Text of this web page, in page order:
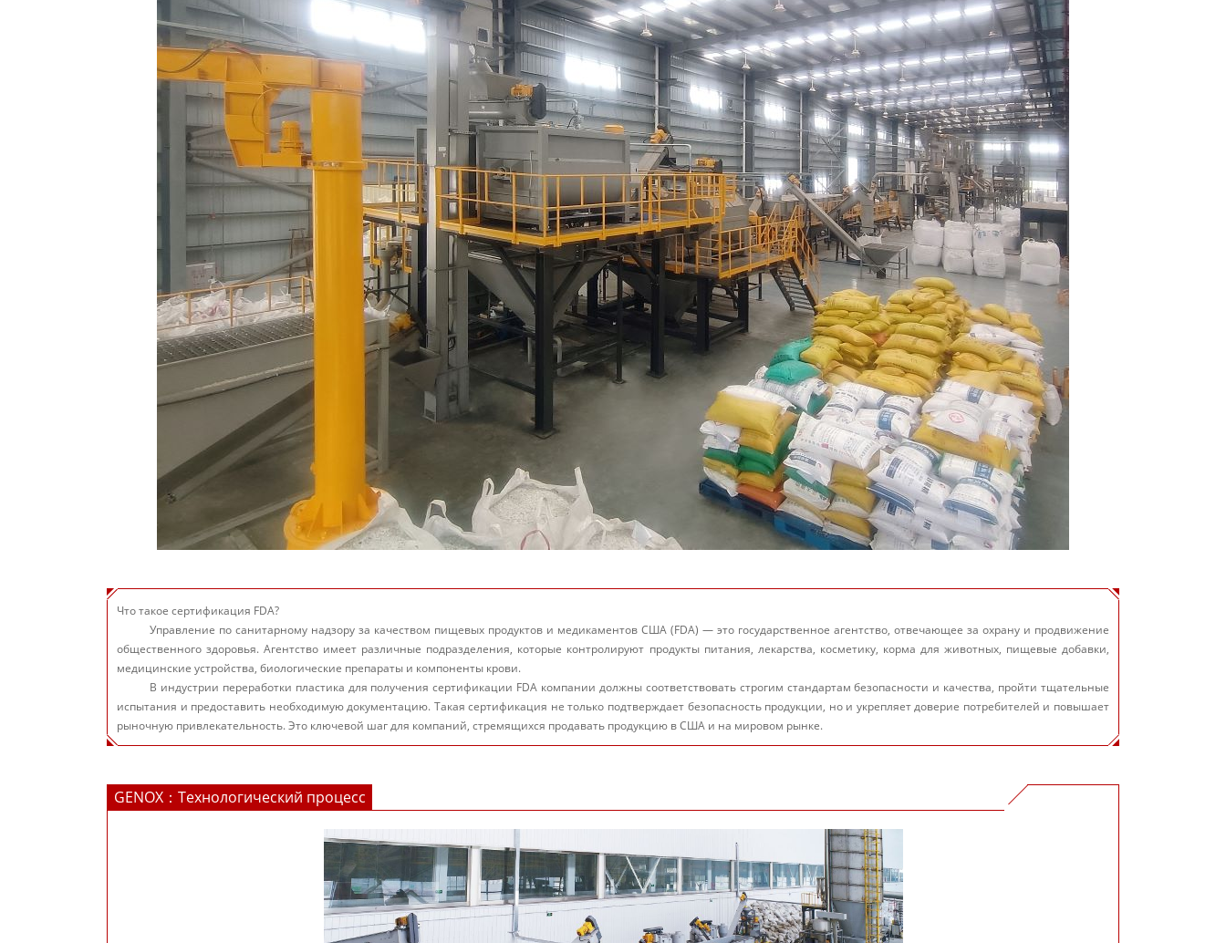
Что такое сертификация FDA?
Управление по санитарному надзору за качеством пищевых продуктов и медикаментов США (FDA) — это государственное агентство, отвечающее за охрану и продвижение
общественного здоровья. Агентство имеет различные подразделения, которые контролируют продукты питания, лекарства, косметику, корма для животных, пищевые добавки,
медицинские устройства, биологические препараты и компоненты крови.
В индустрии переработки пластика для получения сертификации FDA компании должны соответствовать строгим стандартам безопасности и качества, пройти тщательные
испытания и предоставить необходимую документацию. Такая сертификация не только подтверждает безопасность продукции, но и укрепляет доверие потребителей и повышает
рыночную привлекательность. Это ключевой шаг для компаний, стремящихся продавать продукцию в США и на мировом рынке.
GENOX： Технологический процесс